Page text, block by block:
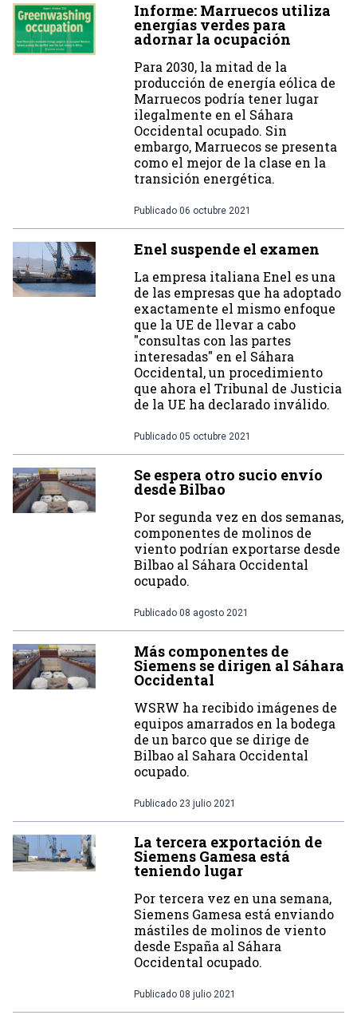
Informe: Marruecos utiliza
energías verdes para
adornar la ocupación
Para 2030, la mitad de la
producción de energía eólica de
Marruecos podría tener lugar
ilegalmente en el Sáhara
Occidental ocupado. Sin
embargo, Marruecos se presenta
como el mejor de la clase en la
transición energética.
Publicado 06 octubre 2021
Enel suspende el examen
La empresa italiana Enel es una
de las empresas que ha adoptado
exactamente el mismo enfoque
que la UE de llevar a cabo
"consultas con las partes
interesadas" en el Sáhara
Occidental, un procedimiento
que ahora el Tribunal de Justicia
de la UE ha declarado inválido.
Publicado 05 octubre 2021
Se espera otro sucio envío
desde Bilbao
Por segunda vez en dos semanas,
componentes de molinos de
viento podrían exportarse desde
Bilbao al Sáhara Occidental
ocupado.
Publicado 08 agosto 2021
Más componentes de
Siemens se dirigen al Sáhara
Occidental
WSRW ha recibido imágenes de
equipos amarrados en la bodega
de un barco que se dirige de
Bilbao al Sahara Occidental
ocupado.
Publicado 23 julio 2021
La tercera exportación de
Siemens Gamesa está
teniendo lugar
Por tercera vez en una semana,
Siemens Gamesa está enviando
mástiles de molinos de viento
desde España al Sáhara
Occidental ocupado.
Publicado 08 julio 2021